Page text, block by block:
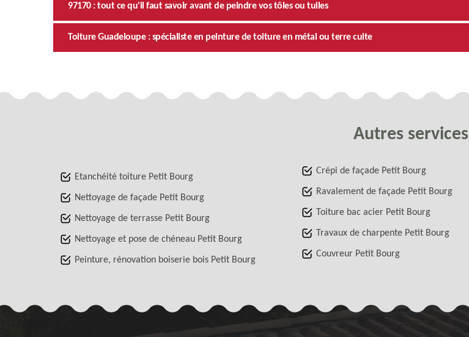
97170 : tout ce qu'il faut savoir avant de peindre vos tôles ou tuiles
Toiture Guadeloupe : spécialiste en peinture de toiture en métal ou terre cuite
Autres services
Etanchéité toiture Petit Bourg
Nettoyage de façade Petit Bourg
Nettoyage de terrasse Petit Bourg
Nettoyage et pose de chéneau Petit Bourg
Peinture, rénovation boiserie bois Petit Bourg
Crépi de façade Petit Bourg
Ravalement de façade Petit Bourg
Toiture bac acier Petit Bourg
Travaux de charpente Petit Bourg
Couvreur Petit Bourg